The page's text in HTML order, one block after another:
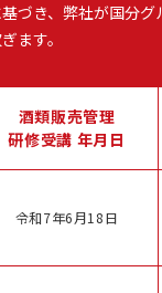
基づき、弊社が国分
ます。
酒類販売管理
研修受講 年月日
令和7年6月18日